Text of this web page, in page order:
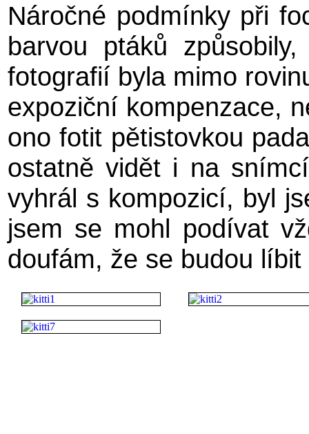
Náročné podmínky při
barvou ptáků
fotografií byla mimo
expoziční kompenzace,
ono fotit pětistovkou
ostatně vidět i na
vyhrál s kompozicí, byl
jsem se mohl podívat
doufám, že se budou